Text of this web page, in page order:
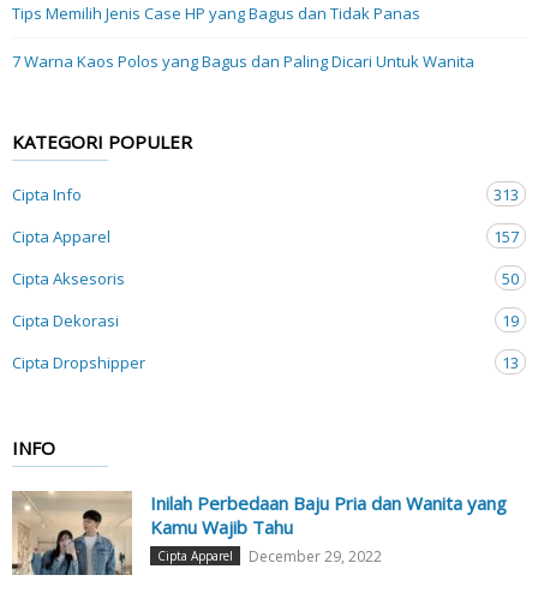
Tips Memilih Jenis Case HP yang Bagus dan Tidak Panas
7 Warna Kaos Polos yang Bagus dan Paling Dicari Untuk Wanita
KATEGORI POPULER
Cipta Info
313
Cipta Apparel
157
Cipta Aksesoris
50
Cipta Dekorasi
19
Cipta Dropshipper
13
INFO
Inilah Perbedaan Baju Pria dan Wanita yang
Kamu Wajib Tahu
Cipta Apparel December 29, 2022